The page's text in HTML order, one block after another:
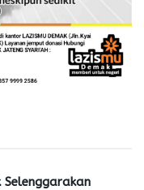
Selenggarakan